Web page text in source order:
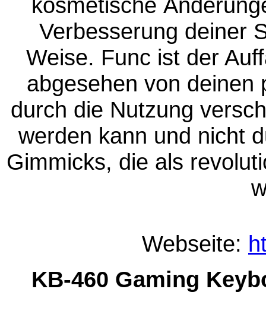
Verbesserung deiner
Weise. Func ist der
abgesehen von deinen
durch die Nutzung
werden kann und nicht
Gimmicks, die als
Webseite:
KB-460 Gaming